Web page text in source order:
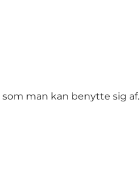
man kan benytte sig af.